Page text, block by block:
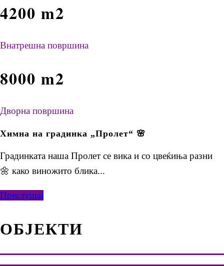
4200 m2
Внатрешна површина
8000 m2
Дворна површина
Химна на градинка „Пролет“ 🌸
Градинката наша Пролет се вика и со цвеќиња разни
🌼 како виножито блика...
Преслушај
ОБЈЕКТИ